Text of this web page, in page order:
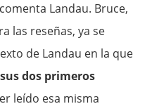
Landau. Bruce,
las reseñas, ya se
de Landau en la que
dos primeros
leído esa misma